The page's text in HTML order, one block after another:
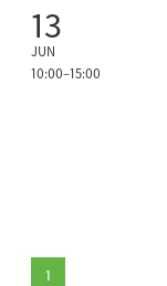
13
JUN
10:00–15:00
1